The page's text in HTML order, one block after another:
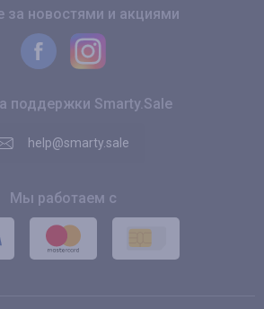
за новостями и акциями
поддержки Smarty.Sale
help@smarty.sale
Мы работаем с